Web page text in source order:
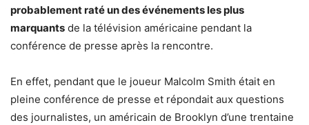
probablement raté un des événements les plus
marquants de la télévision américaine pendant la
conférence de presse après la rencontre.
En effet, pendant que le joueur Malcolm Smith était en
pleine conférence de presse et répondait aux questions
des journalistes, un américain de Brooklyn d’une trentaine